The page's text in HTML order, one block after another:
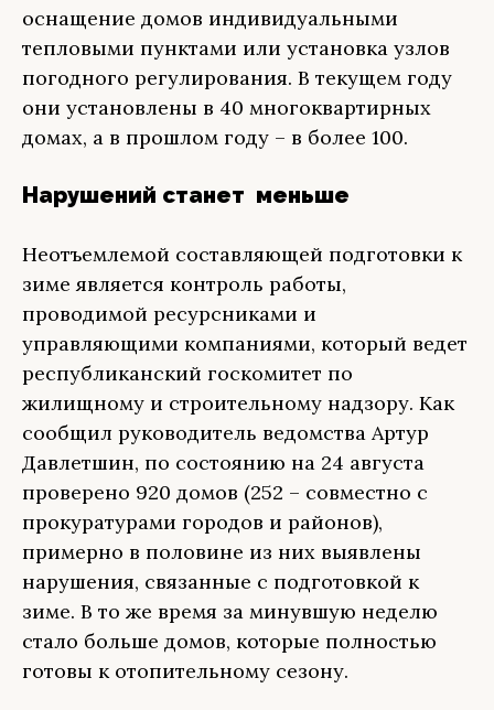
оснащение домов индивидуальными
тепловыми пунктами или установка узлов
погодного регулирования. В текущем году
они установлены в 40 многоквартирных
домах, а в прошлом году – в более 100.
Нарушений станет меньше
Неотъемлемой составляющей подготовки к
зиме является контроль работы,
проводимой ресурсниками и
управляющими компаниями, который ведет
республиканский госкомитет по
жилищному и строительному надзору. Как
сообщил руководитель ведомства Артур
Давлетшин, по состоянию на 24 августа
проверено 920 домов (252 – совместно с
прокуратурами городов и районов),
примерно в половине из них выявлены
нарушения, связанные с подготовкой к
зиме. В то же время за минувшую неделю
стало больше домов, которые полностью
готовы к отопительному сезону.